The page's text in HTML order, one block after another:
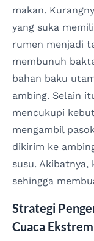
makan.
yang suka
rumen menjadi
membunuh
bahan baku
ambing. Selain
mencukupi
mengambil
dikirim ke
susu.
sehingga
Strategi
Cuaca Ekstrem